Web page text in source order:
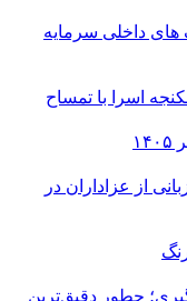
داخلی سرمایه‌
اسرا با تمساح
از عزاداران در
چطور دقیق‌ترین